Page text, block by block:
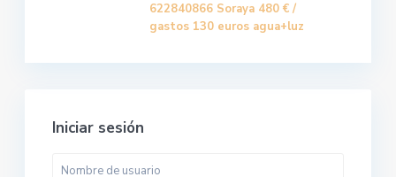
622840866 Soraya 480 € /
gastos 130 euros agua+luz
Iniciar sesión